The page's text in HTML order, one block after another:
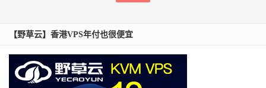
【野草云】香港VPS年付也很便宜